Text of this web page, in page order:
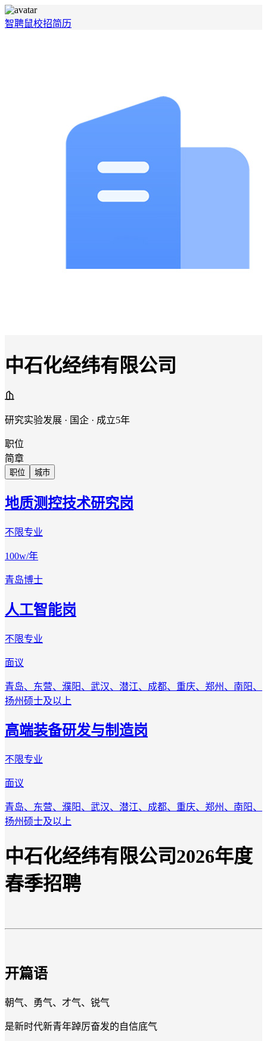
智聘鼠校招简历
中石化经纬有限公司
研究实验发展 · 国企 · 成立5年
职位
简章
职位 城市
地质测控技术研究岗
不限专业
100w/年
青岛博士
人工智能岗
不限专业
面议
青岛、东营、濮阳、武汉、潜江、成都、重庆、郑州、南阳、
扬州硕士及以上
高端装备研发与制造岗
不限专业
面议
青岛、东营、濮阳、武汉、潜江、成都、重庆、郑州、南阳、
扬州硕士及以上
中石化经纬有限公司2026年度
春季招聘
开篇语
朝气、勇气、才气、锐气
是新时代新青年踔厉奋发的自信底气